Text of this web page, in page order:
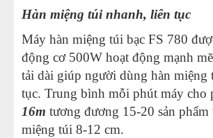
Hàn miệng túi nhanh, liên tục
Máy hàn miệng túi bạc FS 780
động cơ 500W hoạt động mạnh
tải dài giúp người dùng hàn miệng
tục. Trung bình mỗi phút máy cho
16m tương đương 15-20 sản
miệng túi 8-12 cm.